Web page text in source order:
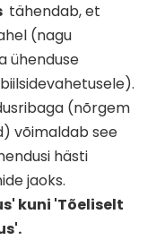
tähendab, et
(nagu
ühenduse
(nõrgem
võimaldab see
hästi
jaoks.
kuni 'Tõeliselt